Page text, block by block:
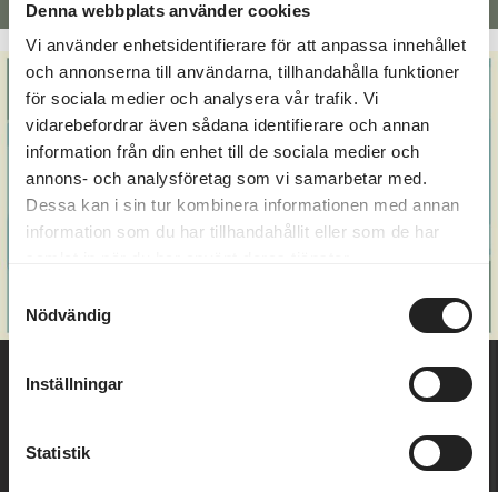
Denna webbplats använder cookies
Vi använder enhetsidentifierare för att anpassa innehållet
och annonserna till användarna, tillhandahålla funktioner
för sociala medier och analysera vår trafik. Vi
vidarebefordrar även sådana identifierare och annan
information från din enhet till de sociala medier och
annons- och analysföretag som vi samarbetar med.
Dessa kan i sin tur kombinera informationen med annan
information som du har tillhandahållit eller som de har
Nödvändig
Inställningar
Statistik
Alternative: